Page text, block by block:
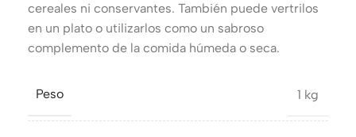
cereales ni conservantes. También puede vertrilos
en un plato o utilizarlos como un sabroso
complemento de la comida húmeda o seca.
Peso 1 kg